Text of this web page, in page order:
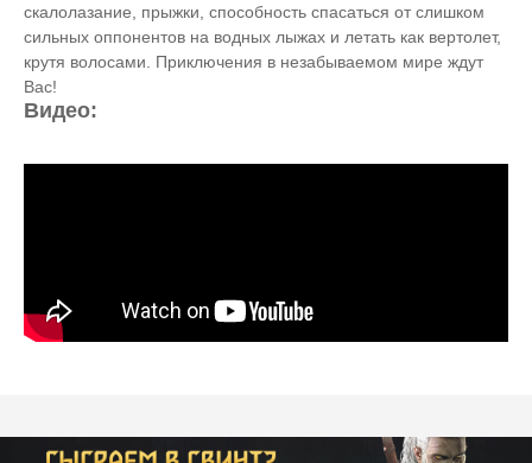
скалолазание, прыжки, способность спасаться от слишком
сильных оппонентов на водных лыжах и летать как вертолет,
крутя волосами. Приключения в незабываемом мире ждут
Вас!
Видео: